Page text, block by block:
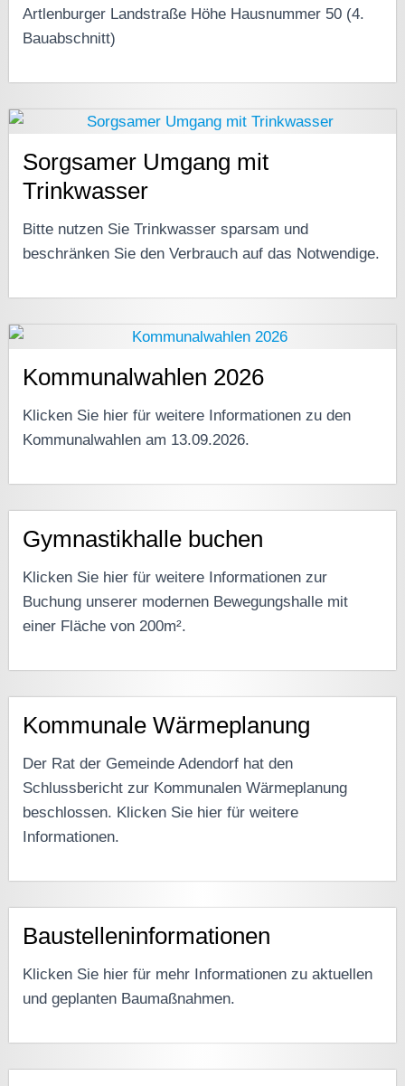
Artlenburger Landstraße Höhe Hausnummer 50 (4.
Bauabschnitt)
Sorgsamer Umgang mit
Trinkwasser
Bitte nutzen Sie Trinkwasser sparsam und
beschränken Sie den Verbrauch auf das Notwendige.
Kommunalwahlen 2026
Klicken Sie hier für weitere Informationen zu den
Kommunalwahlen am 13.09.2026.
Gymnastikhalle buchen
Klicken Sie hier für weitere Informationen zur
Buchung unserer modernen Bewegungshalle mit
einer Fläche von 200m².
Kommunale Wärmeplanung
Der Rat der Gemeinde Adendorf hat den
Schlussbericht zur Kommunalen Wärmeplanung
beschlossen. Klicken Sie hier für weitere
Informationen.
Baustelleninformationen
Klicken Sie hier für mehr Informationen zu aktuellen
und geplanten Baumaßnahmen.